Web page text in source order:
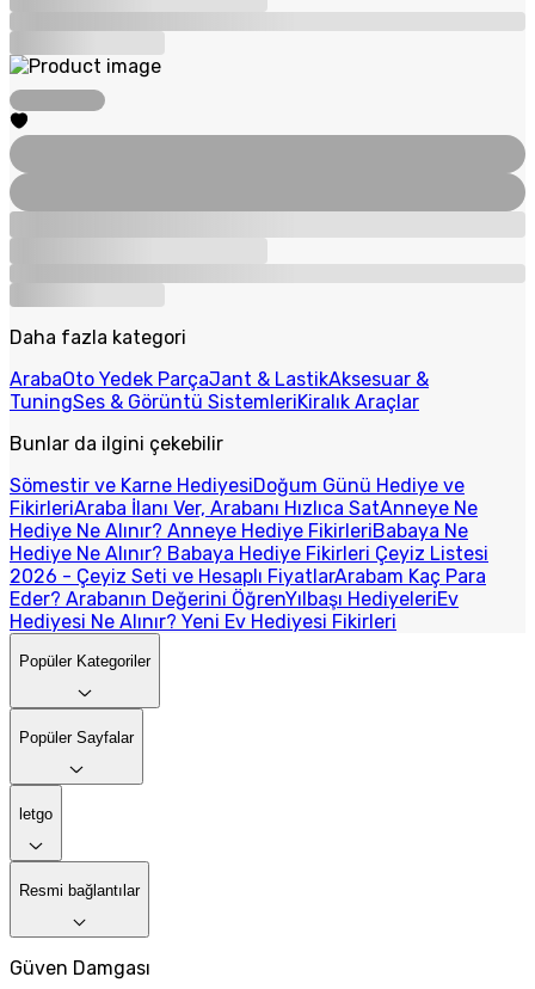
Daha fazla kategori
ArabaOto Yedek ParçaJant & LastikAksesuar &
TuningSes & Görüntü SistemleriKiralık Araçlar
Bunlar da ilgini çekebilir
Sömestir ve Karne HediyesiDoğum Günü Hediye ve
FikirleriAraba İlanı Ver, Arabanı Hızlıca SatAnneye Ne
Hediye Ne Alınır? Anneye Hediye FikirleriBabaya Ne
Hediye Ne Alınır? Babaya Hediye Fikirleri Çeyiz Listesi
2026 - Çeyiz Seti ve Hesaplı FiyatlarArabam Kaç Para
Eder? Arabanın Değerini ÖğrenYılbaşı HediyeleriEv
Hediyesi Ne Alınır? Yeni Ev Hediyesi Fikirleri
Popüler Kategoriler
Popüler Sayfalar
letgo
Resmi bağlantılar
Güven Damgası